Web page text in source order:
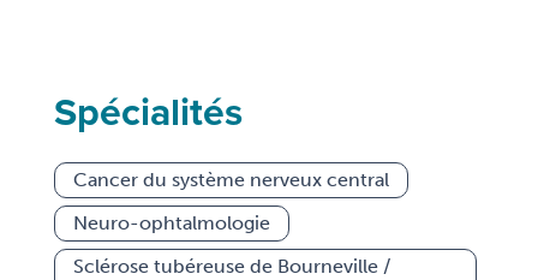
Spécialités
Cancer du système nerveux central
Neuro-ophtalmologie
Sclérose tubéreuse de Bourneville /